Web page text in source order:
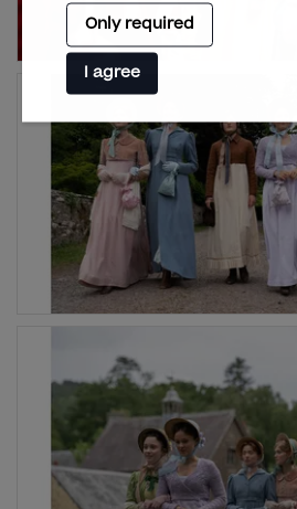
Only required
I agree